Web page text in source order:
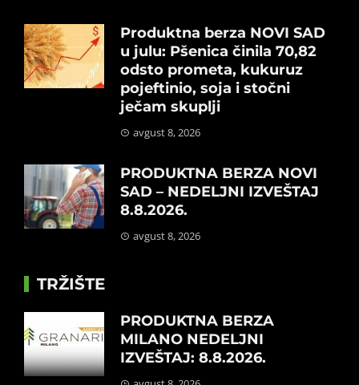
Produktna berza NOVI SAD
u julu: Pšenica činila 70,82
odsto prometa, kukuruz
pojeftinio, soja i stočni
ječam skuplji
avgust 8, 2026
PRODUKTNA BERZA NOVI
SAD – NEDELJNI IZVEŠTAJ
8.8.2026.
avgust 8, 2026
TRŽIŠTE
PRODUKTNA BERZA
MILANO NEDELJNI
IZVEŠTAJ: 8.8.2026.